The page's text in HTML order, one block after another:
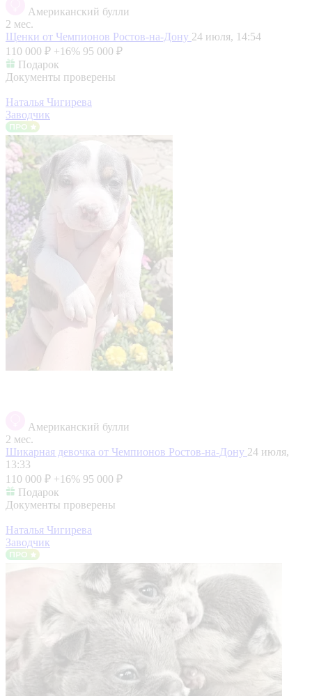
Американский булли
2 мес.
Щенки от Чемпионов Ростов-на-Дону 24 июля, 14:54
110 000 ₽ +16% 95 000 ₽
Подарок
Документы проверены
Наталья Чигирева
Заводчик
Американский булли
2 мес.
Шикарная девочка от Чемпионов Ростов-на-Дону 24 июля,
13:33
110 000 ₽ +16% 95 000 ₽
Подарок
Документы проверены
Наталья Чигирева
Заводчик